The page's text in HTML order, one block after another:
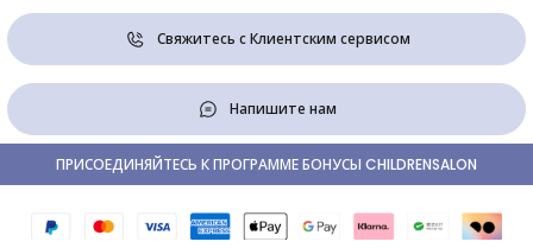
Свяжитесь с Клиентским сервисом
Напишите нам
ПРИСОЕДИНЯЙТЕСЬ К ПРОГРАММЕ БОНУСЫ CHILDRENSALON